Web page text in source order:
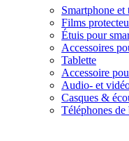
Smartphone et
Films
Étuis pour
Accessoires
Tablette
Accessoire
Audio- et
Casques &
Téléphones de